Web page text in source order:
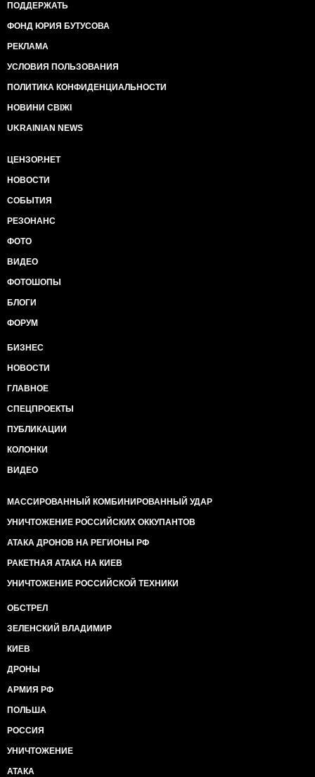
ПОДДЕРЖАТЬ
ФОНД ЮРИЯ БУТУСОВА
РЕКЛАМА
УСЛОВИЯ ПОЛЬЗОВАНИЯ
ПОЛИТИКА КОНФИДЕНЦИАЛЬНОСТИ
НОВИНИ СВІЖІ
UKRAINIAN NEWS
ЦЕНЗОР.НЕТ
НОВОСТИ
СОБЫТИЯ
РЕЗОНАНС
ФОТО
ВИДЕО
ФОТОШОПЫ
БЛОГИ
ФОРУМ
БИЗНЕС
НОВОСТИ
ГЛАВНОЕ
СПЕЦПРОЕКТЫ
ПУБЛИКАЦИИ
КОЛОНКИ
ВИДЕО
МАССИРОВАННЫЙ КОМБИНИРОВАННЫЙ УДАР
УНИЧТОЖЕНИЕ РОССИЙСКИХ ОККУПАНТОВ
АТАКА ДРОНОВ НА РЕГИОНЫ РФ
РАКЕТНАЯ АТАКА НА КИЕВ
УНИЧТОЖЕНИЕ РОССИЙСКОЙ ТЕХНИКИ
ОБСТРЕЛ
ЗЕЛЕНСКИЙ ВЛАДИМИР
КИЕВ
ДРОНЫ
АРМИЯ РФ
ПОЛЬША
РОССИЯ
УНИЧТОЖЕНИЕ
АТАКА